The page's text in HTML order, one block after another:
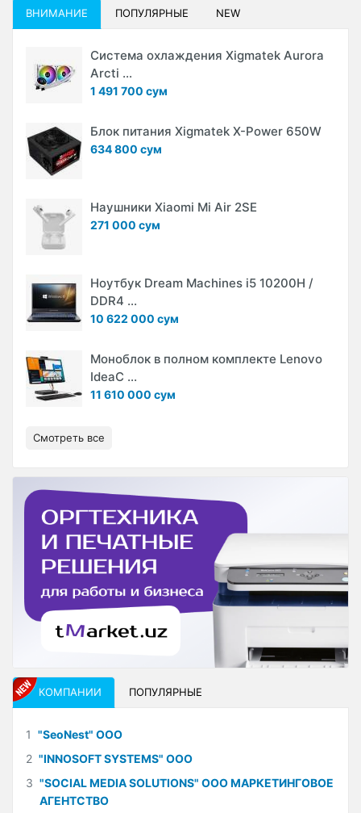
ВНИМАНИЕ ПОПУЛЯРНЫЕ NEW
Система охлаждения Xigmatek Aurora
Arcti ...
1 491 700 сум
Блок питания Xigmatek X-Power 650W
634 800 сум
Наушники Xiaomi Mi Air 2SE
271 000 сум
Ноутбук Dream Machines i5 10200H /
DDR4 ...
10 622 000 сум
Моноблок в полном комплекте Lenovo
IdeaC ...
11 610 000 сум
Смотреть все
КОМПАНИИ ПОПУЛЯРНЫЕ
1 "SeoNest" ООО
2 "INNOSOFT SYSTEMS" ООО
3 "SOCIAL MEDIA SOLUTIONS" ООО МАРКЕТИНГОВОЕ
АГЕНТСТВО